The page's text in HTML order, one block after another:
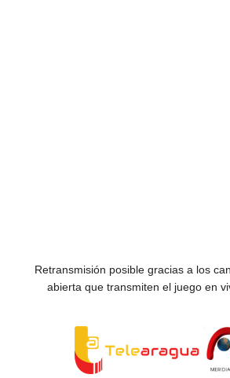
Retransmisión posible gracias a los
abierta que transmiten el juego en